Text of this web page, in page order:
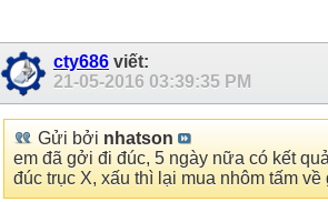
cty686 viết:
21-05-2016 03:39:35 PM
Gửi bởi nhatson
em đã gởi đi đúc, 5 ngày nữa có kết
đúc trục X, xấu thì lại mua nhôm tấm về